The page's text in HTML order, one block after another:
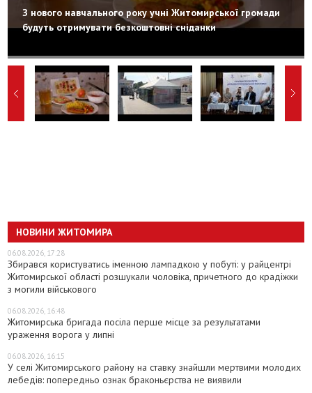
З нового навчального року учні Житомирської громади
будуть отримувати безкоштовні сніданки
НОВИНИ ЖИТОМИРА
06.08.2026, 17:28
Збирався користуватись іменною лампадкою у побуті: у райцентрі
Житомирської області розшукали чоловіка, причетного до крадіжки
з могили військового
06.08.2026, 16:48
Житомирська бригада посіла перше місце за результатами
ураження ворога у липні
06.08.2026, 16:15
У селі Житомирського району на ставку знайшли мертвими молодих
лебедів: попередньо ознак браконьєрства не виявили